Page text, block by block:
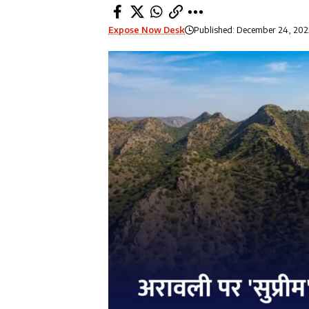
Expose Now Desk Published: December 24,